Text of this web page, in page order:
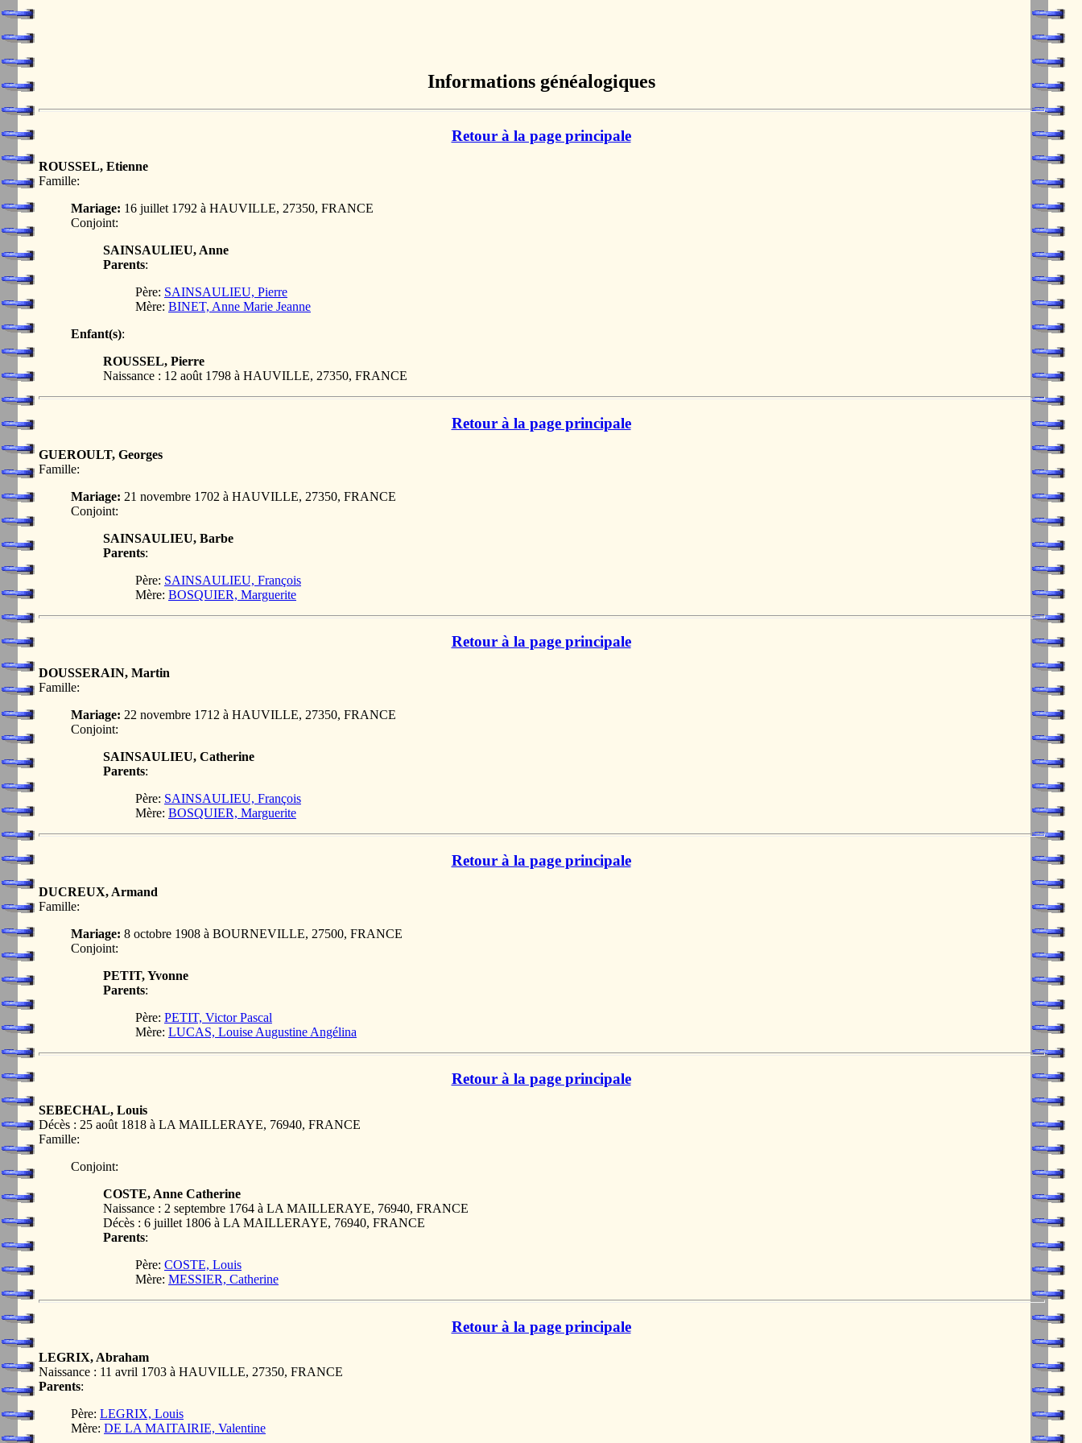
Informations généalogiques
Retour à la page principale
ROUSSEL, Etienne
Famille:
Mariage: 16 juillet 1792 à HAUVILLE, 27350, FRANCE
Conjoint:
SAINSAULIEU, Anne
Parents:
Père: SAINSAULIEU, Pierre
Mère: BINET, Anne Marie Jeanne
Enfant(s):
ROUSSEL, Pierre
Naissance : 12 août 1798 à HAUVILLE, 27350, FRANCE
Retour à la page principale
GUEROULT, Georges
Famille:
Mariage: 21 novembre 1702 à HAUVILLE, 27350, FRANCE
Conjoint:
SAINSAULIEU, Barbe
Parents:
Père: SAINSAULIEU, François
Mère: BOSQUIER, Marguerite
Retour à la page principale
DOUSSERAIN, Martin
Famille:
Mariage: 22 novembre 1712 à HAUVILLE, 27350, FRANCE
Conjoint:
SAINSAULIEU, Catherine
Parents:
Père: SAINSAULIEU, François
Mère: BOSQUIER, Marguerite
Retour à la page principale
DUCREUX, Armand
Famille:
Mariage: 8 octobre 1908 à BOURNEVILLE, 27500, FRANCE
Conjoint:
PETIT, Yvonne
Parents:
Père: PETIT, Victor Pascal
Mère: LUCAS, Louise Augustine Angélina
Retour à la page principale
SEBECHAL, Louis
Décès : 25 août 1818 à LA MAILLERAYE, 76940, FRANCE
Famille:
Conjoint:
COSTE, Anne Catherine
Naissance : 2 septembre 1764 à LA MAILLERAYE, 76940, FRANCE
Décès : 6 juillet 1806 à LA MAILLERAYE, 76940, FRANCE
Parents:
Père: COSTE, Louis
Mère: MESSIER, Catherine
Retour à la page principale
LEGRIX, Abraham
Naissance : 11 avril 1703 à HAUVILLE, 27350, FRANCE
Parents:
Père: LEGRIX, Louis
Mère: DE LA MAITAIRIE, Valentine